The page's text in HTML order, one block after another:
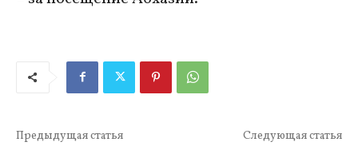
Предыдущая статья Следующая статья